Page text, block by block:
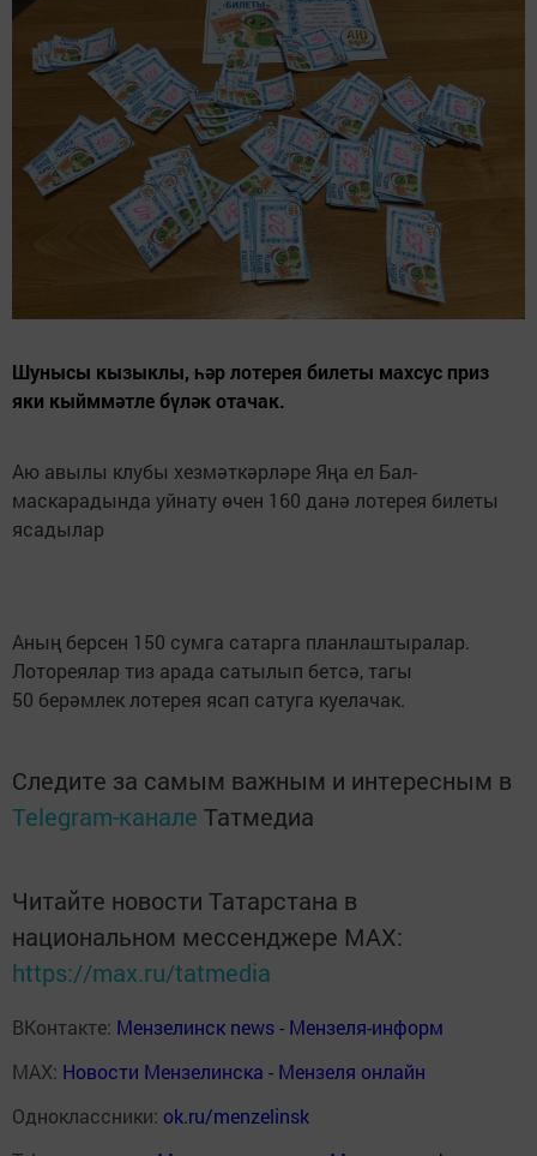
Шунысы кызыклы, һәр лотерея билеты махсус приз
яки кыйммәтле бүләк отачак.
Аю авылы клубы хезмәткәрләре Яңа ел Бал-
маскарадында уйнату өчен 160 данә лотерея билеты
ясадылар
Аның берсен 150 сумга сатарга планлаштыралар.
Лотореялар тиз арада сатылып бетсә, тагы
50 берәмлек лотерея ясап сатуга куелачак.
Следите за самым важным и интересным в
Telegram-канале Татмедиа
Читайте новости Татарстана в
национальном мессенджере MАХ:
https://max.ru/tatmedia
ВКонтакте: Мензелинск news - Мензеля-информ
MAX: Новости Мензелинска - Мензеля онлайн
Одноклассники: ok.ru/menzelinsk